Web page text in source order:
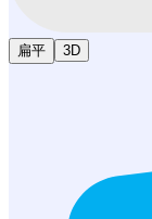
扁平 3D